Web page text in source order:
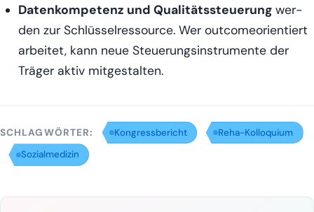
Daten­kom­pe­tenz und Qua­li­täts­steue­rung wer­
den zur Schlüs­sel­res­sour­ce. Wer out­co­me­ori­en­tiert
arbei­tet, kann neue Steue­rungs­in­stru­men­te der
Trä­ger aktiv mitgestalten.
SCHLAGWÖRTER: Kongressbericht
Reha-Kolloquium
Sozialmedizin